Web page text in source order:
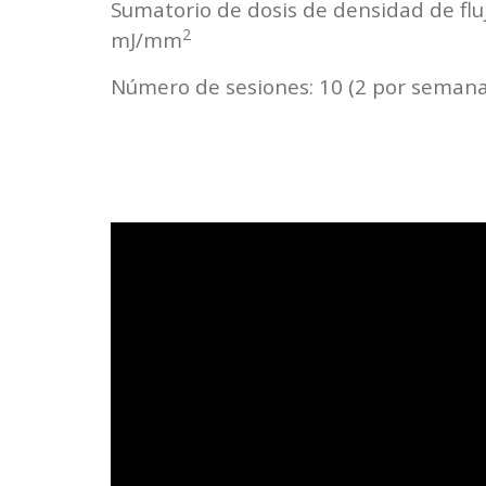
Sumatorio de dosis de densidad de
mJ/mm2
Número de sesiones: 10 (2 por